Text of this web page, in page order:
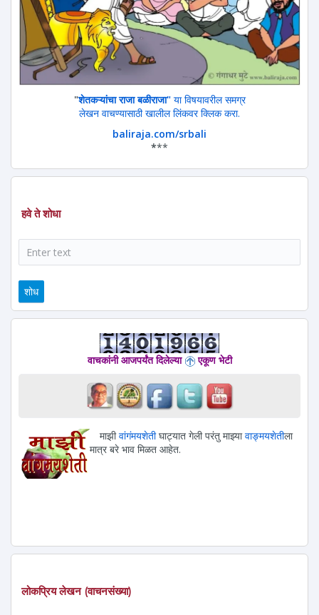
"शेतकऱ्यांचा राजा बळीराजा"या विषयावरील समग्र
लेखन वाचण्यासाठी खालील लिंकवर क्लिक करा.
baliraja.com/srbali
***
हवे ते शोधा
शोध
वाचकांनी आजपर्यंत दिलेल्या एकूण भेटी
माझीवांगंमयशेतीघाट्यात गेली परंतु माझ्यावाङ्मयशेतीला
मात्र बरे भाव मिळत आहेत.
लोकप्रिय लेखन (वाचनसंख्या)